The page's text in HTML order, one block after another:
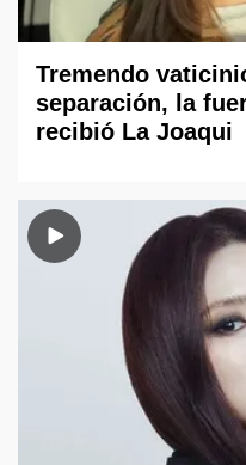
Tremendo
separación, la
recibió La Joaqui